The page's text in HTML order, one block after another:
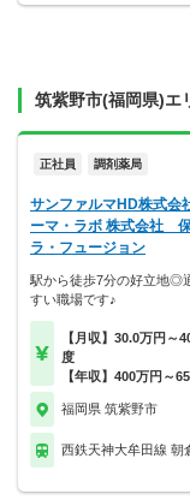
筑紫野市(福岡県)エ
正社員 調剤薬局
サンファルマHD株式
ーマ・ラボ 株式会社
ラ・フュージョン
駅から徒歩7分の好立地◎
すい職場です♪
【月収】30.0万円～
度
【年収】400万円～
福岡県 筑紫野市
西鉄天神大牟田線 朝